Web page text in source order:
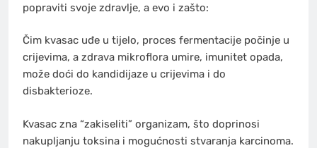
popraviti svoje zdravlje, a evo i zašto:
Čim kvasac uđe u tijelo, proces fermentacije počinje u
crijevima, a zdrava mikroflora umire, imunitet opada,
može doći do kandidijaze u crijevima i do
disbakterioze.
Kvasac zna “zakiseliti” organizam, što doprinosi
nakupljanju toksina i mogućnosti stvaranja karcinoma.